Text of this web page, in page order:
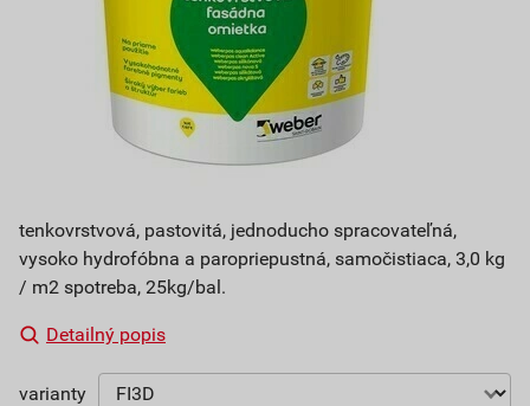
tenkovrstvová, pastovitá, jednoducho spracovateľná,
vysoko hydrofóbna a paropriepustná, samočistiaca, 3,0 kg
/ m2 spotreba, 25kg/bal.
Detailný popis
varianty